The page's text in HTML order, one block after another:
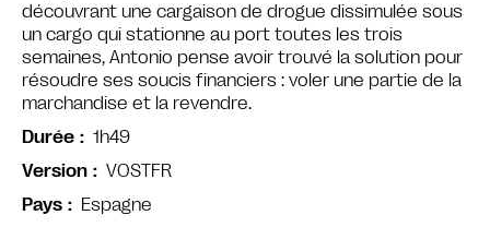
découvrant une cargaison de drogue dissimulée sous
un cargo qui stationne au port toutes les trois
semaines, Antonio pense avoir trouvé la solution pour
résoudre ses soucis financiers : voler une partie de la
marchandise et la revendre.
Durée
1h49
Version
VOSTFR
Pays
Espagne